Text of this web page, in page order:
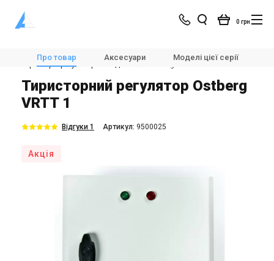
0 грн
Магазин Вентиляція
Автоматика для вентиляції
Тиристорні регулятори швидкості
Про товар Аксесуари Моделі цієї серії
Тиристорний регулятор Ostberg
VRTT 1
Відгуки 1 Aртикул: 9500025
Акція